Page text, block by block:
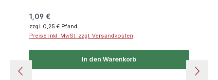
Regulärer Preis:
1,09 €
zzgl. 0,25 € Pfand
Preise inkl. MwSt. zzgl. Versandkosten
In den Warenkorb